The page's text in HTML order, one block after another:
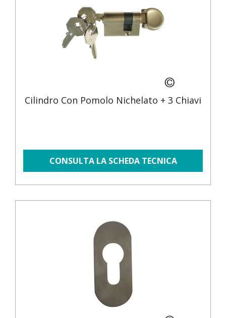
Cilindro Con Pomolo Nichelato + 3 Chiavi
CONSULTA LA SCHEDA TECNICA